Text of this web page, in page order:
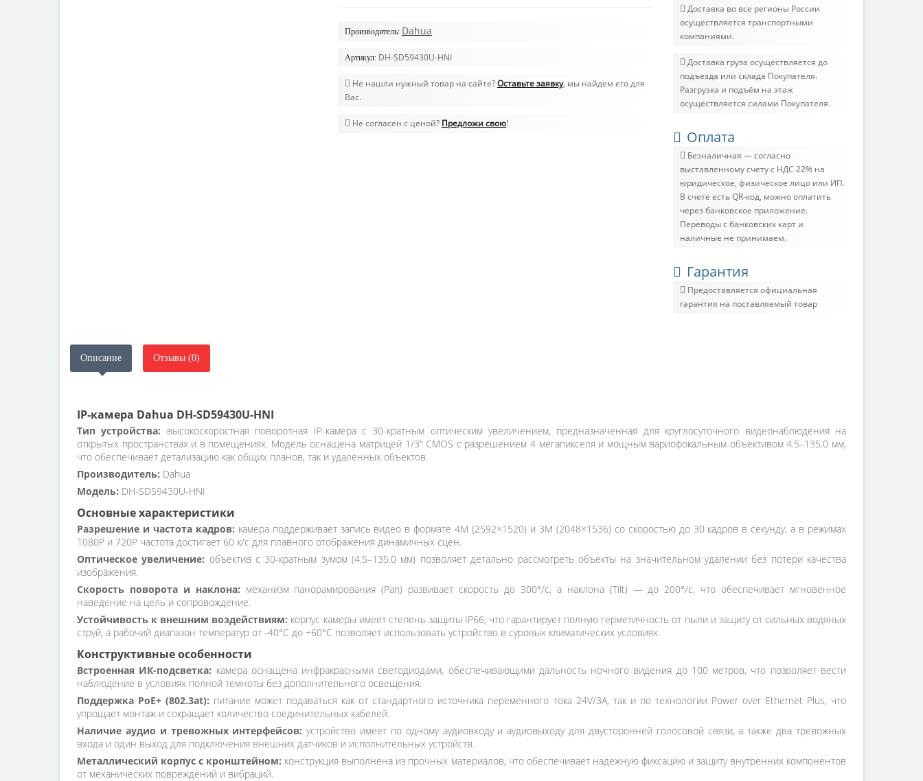
Производитель: Dahua
Артикул: DH-SD59430U-HNI
Не нашли нужный товар на сайте?Оставьте заявку, мы найдем его для
Вас.
Не согласен с ценой? Предложи свою!
Доставка во все регионы России
осуществляется транспортными
компаниями.
Доставка груза осуществляется до
подъезда или склада Покупателя.
Разгрузка и подъём на этаж
осуществляется силами Покупателя.
Оплата
Безналичная — согласно
выставленному счету c НДС 22% на
юридическое, физическое лицо или ИП.
В счете есть QR-код, можно оплатить
через банковское приложение.
Переводы с банковских карт и
наличные не принимаем.
Гарантия
Предоставляется официальная
гарантия на поставляемый товар
Описание Отзывы (0)
IP-камера Dahua DH-SD59430U-HNI
Тип устройства: высокоскоростная поворотная IP-камера с 30-кратным оптическим увеличением, предназначенная для круглосуточного видеонаблюдения на
открытых пространствах и в помещениях. Модель оснащена матрицей 1/3" CMOS с разрешением 4 мегапикселя и мощным вариофокальным объективом 4.5–135.0 мм,
что обеспечивает детализацию как общих планов, так и удаленных объектов.
Производитель: Dahua
Модель: DH-SD59430U-HNI
Основные характеристики
Разрешение и частота кадров: камера поддерживает запись видео в формате 4M (2592×1520) и 3M (2048×1536) со скоростью до 30 кадров в секунду, а в режимах
1080P и 720P частота достигает 60 к/с для плавного отображения динамичных сцен.
Оптическое увеличение: объектив с 30-кратным зумом (4.5–135.0 мм) позволяет детально рассмотреть объекты на значительном удалении без потери качества
изображения.
Скорость поворота и наклона: механизм панорамирования (Pan) развивает скорость до 300°/с, а наклона (Tilt) — до 200°/с, что обеспечивает мгновенное
наведение на цель и сопровождение.
Устойчивость к внешним воздействиям: корпус камеры имеет степень защиты IP66, что гарантирует полную герметичность от пыли и защиту от сильных водяных
струй, а рабочий диапазон температур от -40°C до +60°C позволяет использовать устройство в суровых климатических условиях.
Конструктивные особенности
Встроенная ИК-подсветка: камера оснащена инфракрасными светодиодами, обеспечивающими дальность ночного видения до 100 метров, что позволяет вести
наблюдение в условиях полной темноты без дополнительного освещения.
Поддержка PoE+ (802.3at): питание может подаваться как от стандартного источника переменного тока 24V/3A, так и по технологии Power over Ethernet Plus, что
упрощает монтаж и сокращает количество соединительных кабелей.
Наличие аудио и тревожных интерфейсов: устройство имеет по одному аудиовходу и аудиовыходу для двусторонней голосовой связи, а также два тревожных
входа и один выход для подключения внешних датчиков и исполнительных устройств.
Металлический корпус с кронштейном: конструкция выполнена из прочных материалов, что обеспечивает надежную фиксацию и защиту внутренних компонентов
от механических повреждений и вибраций.